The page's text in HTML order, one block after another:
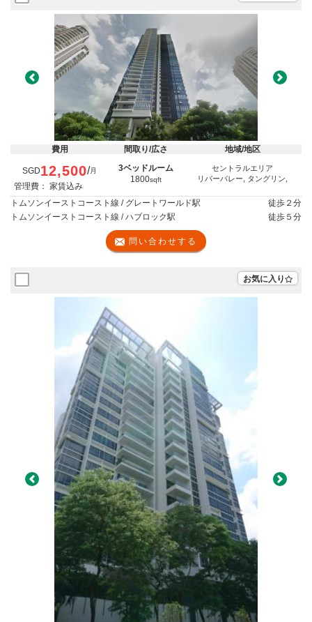
Previous Next
費用 間取り/広さ 地域/地区
SGD12,500/月
管理費： 家賃込み
3ベッドルーム
1800sqft
セントラルエリア
リバーバレー, タングリン,
トムソンイーストコースト線 / グレートワールド駅 徒歩 ２分
トムソンイーストコースト線 / ハブロック駅
徒歩 ５分
問い合わせする
お気に入り
Previous Next